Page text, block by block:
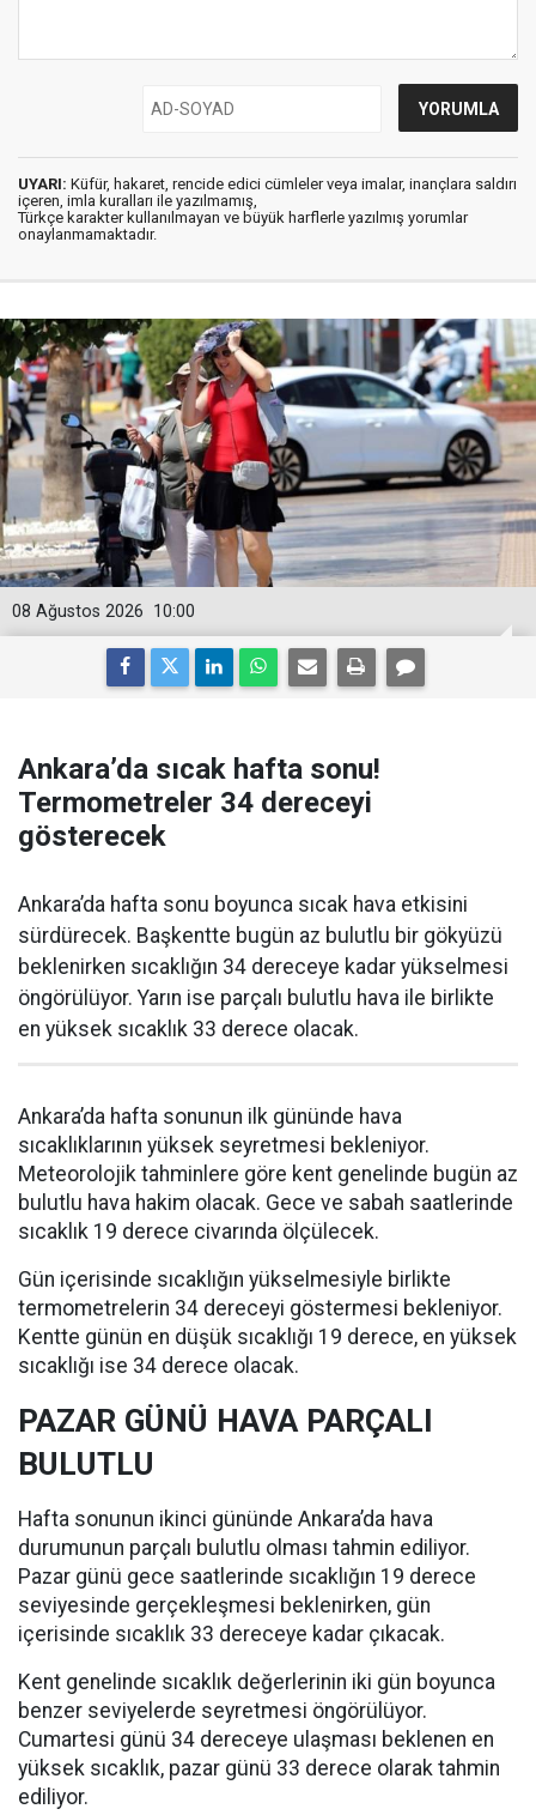
UYARI: Küfür, hakaret, rencide edici cümleler veya imalar, inançlara saldırı
içeren, imla kuralları ile yazılmamış,
Türkçe karakter kullanılmayan ve büyük harflerle yazılmış yorumlar
onaylanmamaktadır.
10:00
08 Ağustos 2026
Ankara’da sıcak hafta sonu!
Termometreler 34 dereceyi
gösterecek
Ankara’da hafta sonu boyunca sıcak hava etkisini
sürdürecek. Başkentte bugün az bulutlu bir gökyüzü
beklenirken sıcaklığın 34 dereceye kadar yükselmesi
öngörülüyor. Yarın ise parçalı bulutlu hava ile birlikte
en yüksek sıcaklık 33 derece olacak.
Ankara’da hafta sonunun ilk gününde hava
sıcaklıklarının yüksek seyretmesi bekleniyor.
Meteorolojik tahminlere göre kent genelinde bugün az
bulutlu hava hakim olacak. Gece ve sabah saatlerinde
sıcaklık 19 derece civarında ölçülecek.
Gün içerisinde sıcaklığın yükselmesiyle birlikte
termometrelerin 34 dereceyi göstermesi bekleniyor.
Kentte günün en düşük sıcaklığı 19 derece, en yüksek
sıcaklığı ise 34 derece olacak.
PAZAR GÜNÜ HAVA PARÇALI
BULUTLU
Hafta sonunun ikinci gününde Ankara’da hava
durumunun parçalı bulutlu olması tahmin ediliyor.
Pazar günü gece saatlerinde sıcaklığın 19 derece
seviyesinde gerçekleşmesi beklenirken, gün
içerisinde sıcaklık 33 dereceye kadar çıkacak.
Kent genelinde sıcaklık değerlerinin iki gün boyunca
benzer seviyelerde seyretmesi öngörülüyor.
Cumartesi günü 34 dereceye ulaşması beklenen en
yüksek sıcaklık, pazar günü 33 derece olarak tahmin
ediliyor.